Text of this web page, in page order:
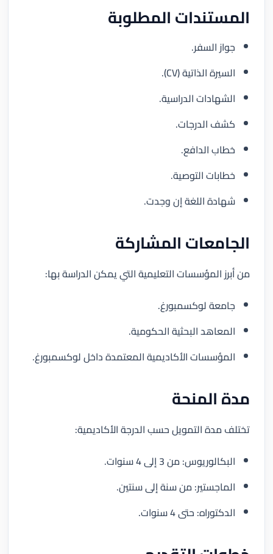
المستندات المطلوبة
جواز السفر.
السيرة الذاتية (CV).
الشهادات الدراسية.
كشف الدرجات.
خطاب الدافع.
خطابات التوصية.
شهادة اللغة إن وجدت.
الجامعات المشاركة
من أبرز المؤسسات التعليمية التي يمكن الدراسة بها:
جامعة لوكسمبورغ.
المعاهد البحثية الحكومية.
المؤسسات الأكاديمية المعتمدة داخل لوكسمبورغ.
مدة المنحة
تختلف مدة التمويل حسب الدرجة الأكاديمية:
البكالوريوس: من 3 إلى 4 سنوات.
الماجستير: من سنة إلى سنتين.
الدكتوراه: حتى 4 سنوات.